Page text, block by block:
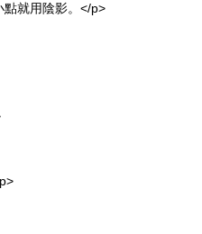
就用陰影。</p>